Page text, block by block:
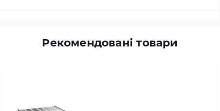
Рекомендовані товари